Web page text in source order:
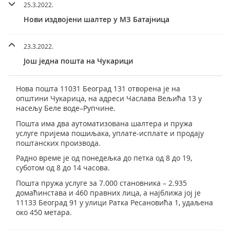
25.3.2022.
Нови издвојени шалтер у МЗ Батајница
23.3.2022.
Још једна пошта на Чукарици
Нова пошта 11031 Београд 131 отворена је на
општини Чукарица, на адреси Часлава Вељића 13 у
насељу Беле воде–Рупчине.
Пошта има два аутоматизована шалтера и пружа
услуге пријема пошиљака, уплате-исплате и продају
поштанских производа.
Радно време је од понедељка до петка од 8 до 19,
суботом од 8 до 14 часова.
Пошта пружа услуге за 7.000 становника – 2.935
домаћинстава и 460 правних лица, а најближа јој је
11133 Београд 91 у улици Ратка Ресановића 1, удаљена
око 450 метара.